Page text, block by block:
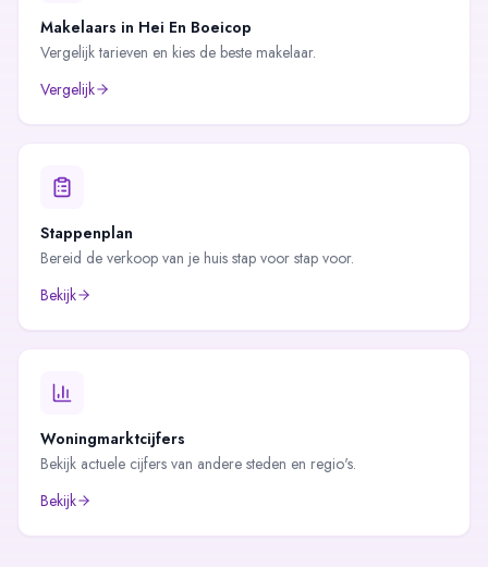
Makelaars in Hei En Boeicop
Vergelijk tarieven en kies de beste makelaar.
Vergelijk
Stappenplan
Bereid de verkoop van je huis stap voor stap voor.
Bekijk
Woningmarktcijfers
Bekijk actuele cijfers van andere steden en regio's.
Bekijk